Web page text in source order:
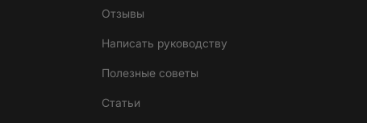
Отзывы
Написать руководству
Полезные советы
Статьи